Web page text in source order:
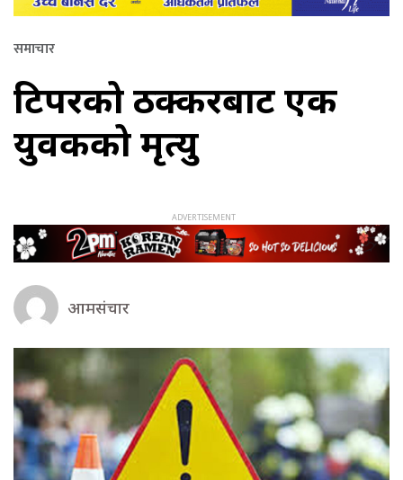
समाचार
टिपरको ठक्करबाट एक
युवकको मृत्यु
आमसंचार